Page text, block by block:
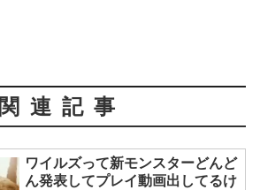
関連記事
ワイルズって新モンスターどんど
ん発表してプレイ動画出してるけ